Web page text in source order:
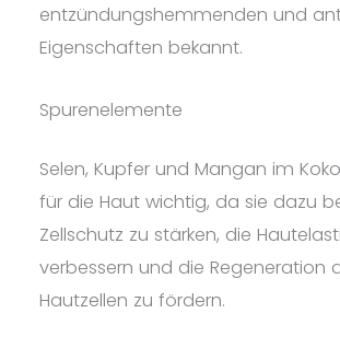
entzündungshemmenden und
Eigenschaften bekannt.
Spurenelemente
Selen, Kupfer und Mangan im
für die Haut wichtig, da sie dazu
Zellschutz zu stärken, die
verbessern und die Regeneration
Hautzellen zu fördern.